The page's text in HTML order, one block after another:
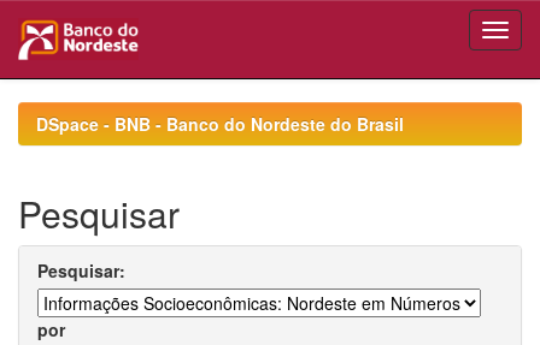
navigationDSpace - BNB - Banco do Nordeste do Brasil
Pesquisar
Pesquisar:
por